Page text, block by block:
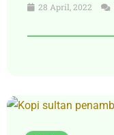
28 April, 2022